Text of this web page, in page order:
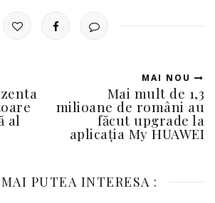
al
MAI NOU
Mai mult de 1,3
milioane de români au
făcut upgrade la
aplicația My HUAWEI
PUTEA INTERESA :